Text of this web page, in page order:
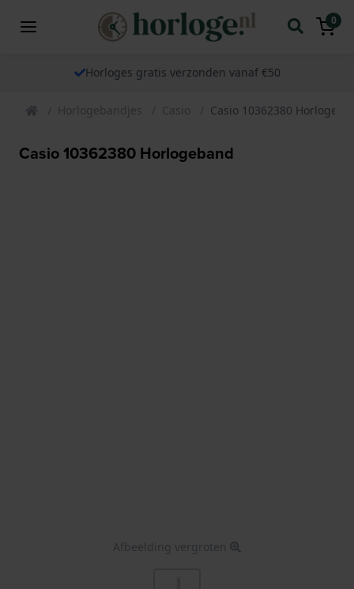
0
Horloges gratis verzonden vanaf €50
Horlogebandjes Casio Casio 10362380
Casio 10362380 Horlogeband
Afbeelding vergroten